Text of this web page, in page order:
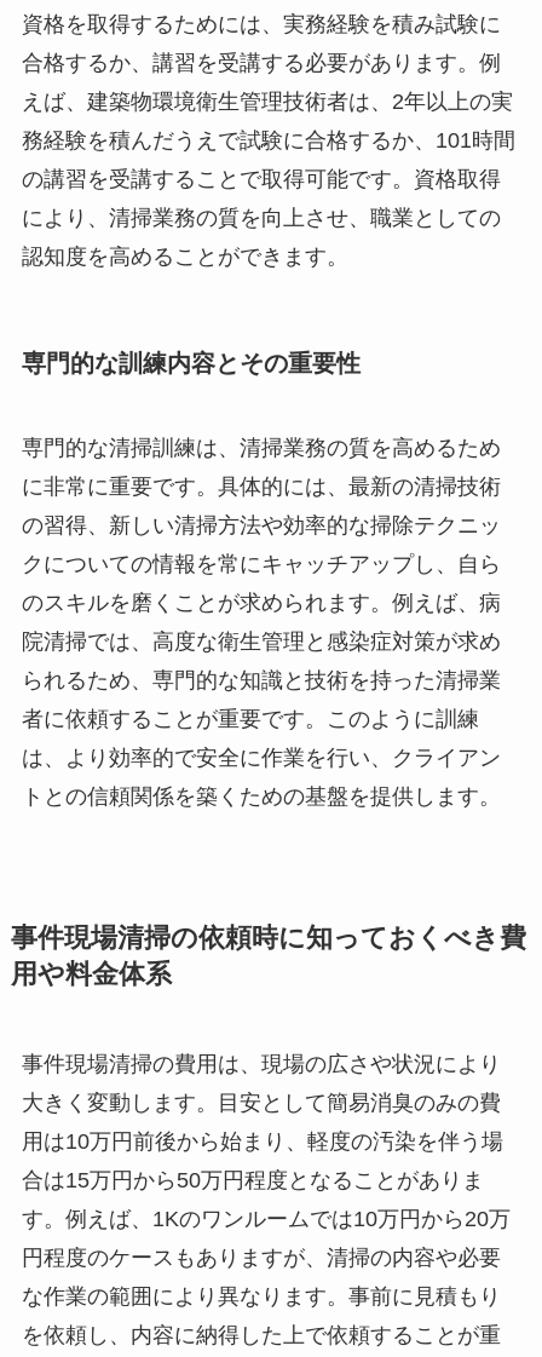
資格を取得するためには、実務経験を積み試験に
合格するか、講習を受講する必要があります。例
えば、建築物環境衛生管理技術者は、2年以上の実
務経験を積んだうえで試験に合格するか、101時間
の講習を受講することで取得可能です。資格取得
により、清掃業務の質を向上させ、職業としての
認知度を高めることができます。
専門的な訓練内容とその重要性
専門的な清掃訓練は、清掃業務の質を高めるため
に非常に重要です。具体的には、最新の清掃技術
の習得、新しい清掃方法や効率的な掃除テクニッ
クについての情報を常にキャッチアップし、自ら
のスキルを磨くことが求められます。例えば、病
院清掃では、高度な衛生管理と感染症対策が求め
られるため、専門的な知識と技術を持った清掃業
者に依頼することが重要です。このように訓練
は、より効率的で安全に作業を行い、クライアン
トとの信頼関係を築くための基盤を提供します。
事件現場清掃の依頼時に知っておくべき費
用や料金体系
事件現場清掃の費用は、現場の広さや状況により
大きく変動します。目安として簡易消臭のみの費
用は10万円前後から始まり、軽度の汚染を伴う場
合は15万円から50万円程度となることがありま
す。例えば、1Kのワンルームでは10万円から20万
円程度のケースもありますが、清掃の内容や必要
な作業の範囲により異なります。事前に見積もり
を依頼し、内容に納得した上で依頼することが重